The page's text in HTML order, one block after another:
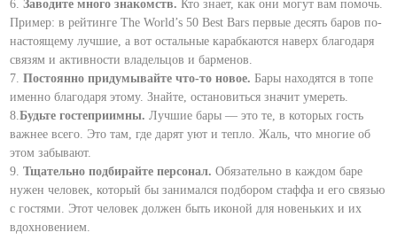
6.Заводите много знакомств. Кто знает, как они могут вам помочь.
Пример: в рейтинге The World’s 50 Best Bars первые десять баров по-
настоящему лучшие, а вот остальные карабкаются наверх благодаря
связям и активности владельцов и барменов.
7.Постоянно придумывайте что-то новое. Бары находятся в топе
именно благодаря этому. Знайте, остановиться значит умереть.
8.Будьте гостеприимны.Лучшие бары — это те, в которых гость
важнее всего. Это там, где дарят уют и тепло. Жаль, что многие об
этом забывают.
9.Тщательно подбирайте персонал. Обязательно в каждом баре
нужен человек, который бы занимался подбором стаффа и его связью
с гостями. Этот человек должен быть иконой для новеньких и их
вдохновением.